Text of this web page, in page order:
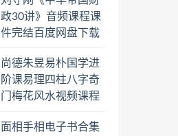
政30讲》音频课程课
件完结百度网盘下载
尚德朱昱易朴国学进
阶课易理四柱八字奇
门梅花风水视频课程
学习
面相手相电子书合集